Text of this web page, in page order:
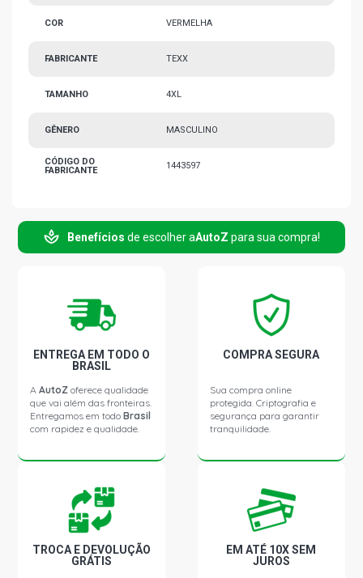
COR VERMELHA
FABRICANTE TEXX
TAMANHO 4XL
GÊNERO MASCULINO
CÓDIGO DO
FABRICANTE
1443597
Benefícios de escolher aAutoZ para sua compra!
ENTREGA EM TODO O
BRASIL
AAutoZ oferece qualidade
que vai além das fronteiras.
Entregamos em todoBrasil
com rapidez e qualidade.
COMPRA SEGURA
Sua compra online
protegida. Criptografia e
segurança para garantir
tranquilidade.
TROCA E DEVOLUÇÃO
GRÁTIS
EM ATÉ 10X SEM
JUROS